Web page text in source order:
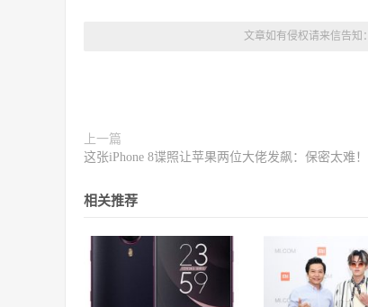
文章如有侵权请来信告知：
上一篇
这张iPhone 8谍照让苹果两位大佬发飙：保密太难！
相关推荐